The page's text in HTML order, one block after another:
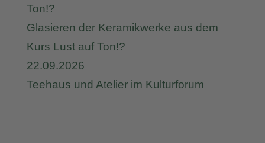
Glasieren der Keramikwerke aus dem
Kurs Lust auf Ton!?
22.09.2026
Teehaus und Atelier im Kulturforum